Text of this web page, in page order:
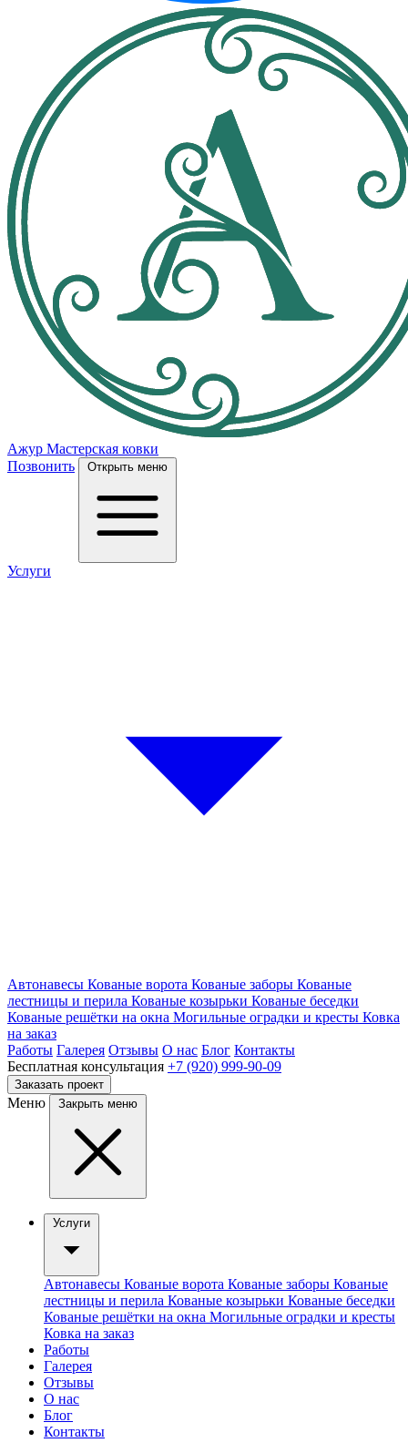
Ажур Мастерская ковки
Позвонить
Открыть меню
Услуги
Автонавесы Кованые ворота Кованые заборы Кованые
лестницы и перила Кованые козырьки Кованые беседки
Кованые решётки на окна Могильные оградки и кресты Ковка
на заказ
Работы Галерея Отзывы О нас Блог Контакты
Бесплатная консультация +7 (920) 999-90-09
Заказать проект
Меню Закрыть меню
Услуги
Автонавесы Кованые ворота Кованые заборы Кованые
лестницы и перила Кованые козырьки Кованые беседки
Кованые решётки на окна Могильные оградки и кресты
Ковка на заказ
Работы
Галерея
Отзывы
О нас
Блог
Контакты